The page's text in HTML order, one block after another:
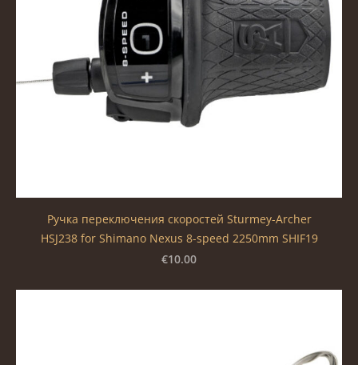
Ручка переключения скоростей Sturmey-Archer
HSJ238 for Shimano Nexus 8-speed 2250mm SHIF19
€10.00